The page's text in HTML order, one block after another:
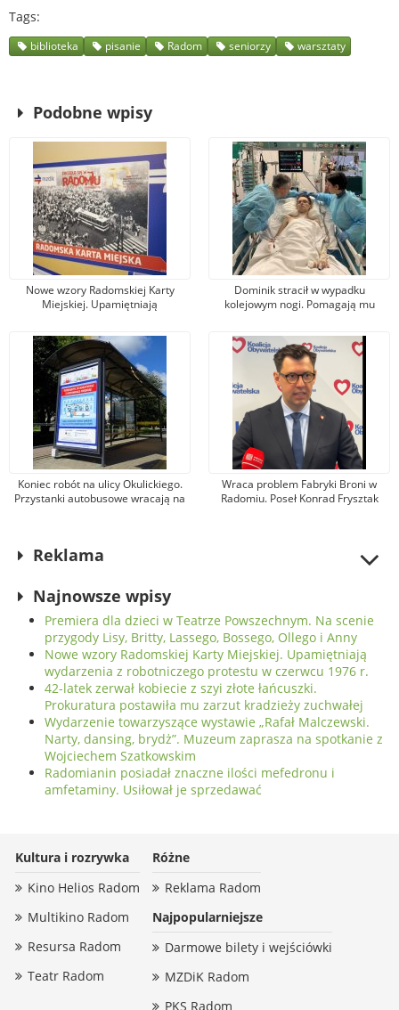
Tags
biblioteka pisanie Radom seniorzy warsztaty
Podobne wpisy
Nowe wzory Radomskiej Karty
Miejskiej. Upamiętniają
protestu w czerwcu 1976 r.
Dominik stracił w wypadku
kolejowym nogi. Pomagają mu
przekazał na leczenie 100 tys. zł!
Koniec robót na ulicy Okulickiego.
Przystanki autobusowe wracają na
Wraca problem Fabryki Broni w
Radomiu. Poseł Konrad Frysztak
Reklama
Najnowsze wpisy
Premiera dla dzieci w Teatrze Powszechnym. Na scenie
przygody Lisy, Britty, Lassego, Bossego, Ollego i Anny
Nowe wzory Radomskiej Karty Miejskiej. Upamiętniają
wydarzenia z robotniczego protestu w czerwcu 1976 r.
42-latek zerwał kobiecie z szyi złote łańcuszki.
Prokuratura postawiła mu zarzut kradzieży zuchwałej
Wydarzenie towarzyszące wystawie „Rafał Malczewski.
Narty, dansing, brydż”. Muzeum zaprasza na spotkanie z
Wojciechem Szatkowskim
Radomianin posiadał znaczne ilości mefedronu i
amfetaminy. Usiłował je sprzedawać
Kultura i rozrywka
Kino Helios Radom
Multikino Radom
Resursa Radom
Teatr Radom
Różne
Reklama Radom
Najpopularniejsze
Darmowe bilety i wejściówki
MZDiK Radom
PKS Radom